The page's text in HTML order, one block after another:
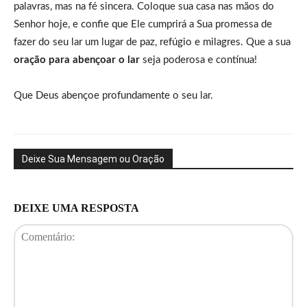
palavras, mas na fé sincera. Coloque sua casa nas mãos do
Senhor hoje, e confie que Ele cumprirá a Sua promessa de
fazer do seu lar um lugar de paz, refúgio e milagres. Que a sua
oração para abençoar o lar seja poderosa e contínua!
Que Deus abençoe profundamente o seu lar.
Deixe Sua Mensagem ou Oração
DEIXE UMA RESPOSTA